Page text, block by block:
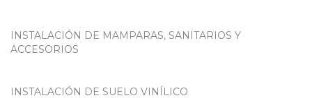
INSTALACIÓN DE MAMPARAS, SANITARIOS Y
ACCESORIOS
INSTALACIÓN DE SUELO VINÍLICO